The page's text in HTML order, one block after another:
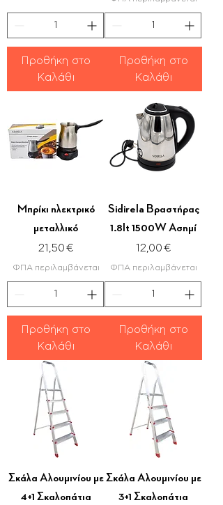
Προθήκη στο
Καλάθι
Προθήκη στο
Καλάθι
Μπρίκι ηλεκτρικό
μεταλλικό
Τιμή
21,50 €
ΦΠΑ περιλαμβάνεται
Προθήκη στο
Καλάθι
Sidirela Βραστήρας
1.8lt 1500W Ασημί
Τιμή
12,00 €
ΦΠΑ περιλαμβάνεται
Προθήκη στο
Καλάθι
Σκάλα Αλουμινίου με
4+1 Σκαλοπάτια
Σκάλα Αλουμινίου με
3+1 Σκαλοπάτια